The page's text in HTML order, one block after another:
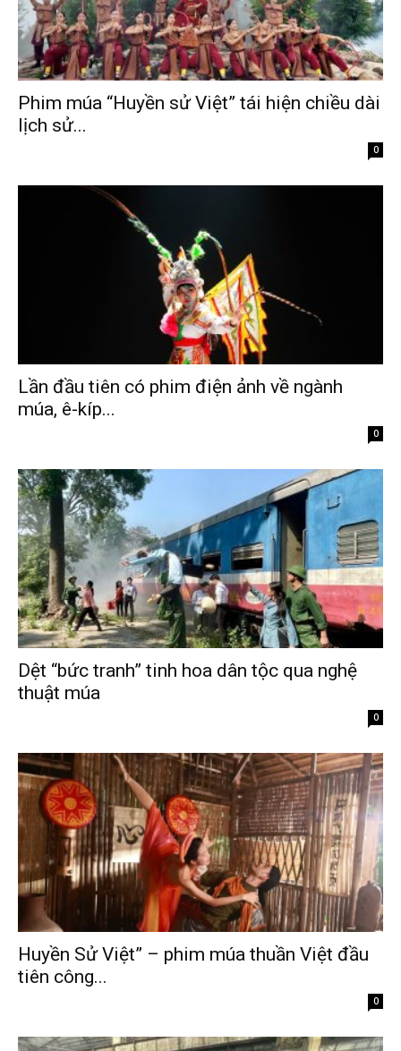
Phim múa “Huyền sử Việt” tái hiện chiều dài
lịch sử...
0
Lần đầu tiên có phim điện ảnh về ngành
múa, ê-kíp...
0
Dệt “bức tranh” tinh hoa dân tộc qua nghệ
thuật múa
0
Huyền Sử Việt” – phim múa thuần Việt đầu
tiên công...
0